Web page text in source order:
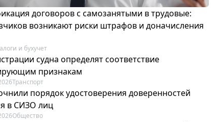
договоров с самозанятыми в трудовые:
возникают риски штрафов и доначисления
и бухучет
судна определят соответствие
признакам
Транспорт
порядок удостоверения доверенностей
в СИЗО лиц
Общество